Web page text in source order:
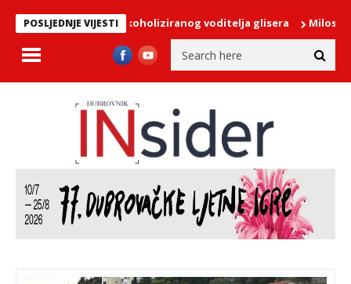
POSLJEDNJE VIJESTI
zaustavila alkoholiziranog voditelja glisera Miloslavić: